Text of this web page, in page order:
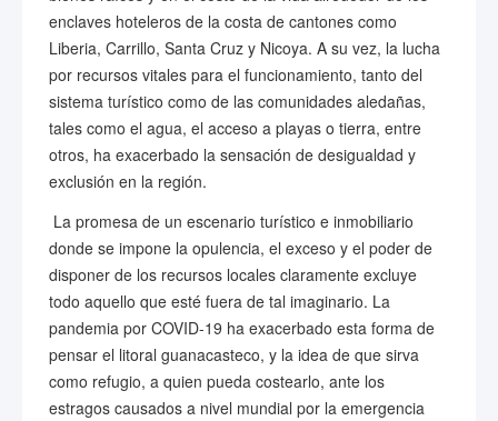
enclaves hoteleros de la costa de cantones como
Liberia, Carrillo, Santa Cruz y Nicoya. A su vez, la lucha
por recursos vitales para el funcionamiento, tanto del
sistema turístico como de las comunidades aledañas,
tales como el agua, el acceso a playas o tierra, entre
otros, ha exacerbado la sensación de desigualdad y
exclusión en la región.
La promesa de un escenario turístico e inmobiliario
donde se impone la opulencia, el exceso y el poder de
disponer de los recursos locales claramente excluye
todo aquello que esté fuera de tal imaginario. La
pandemia por COVID-19 ha exacerbado esta forma de
pensar el litoral guanacasteco, y la idea de que sirva
como refugio, a quien pueda costearlo, ante los
estragos causados a nivel mundial por la emergencia